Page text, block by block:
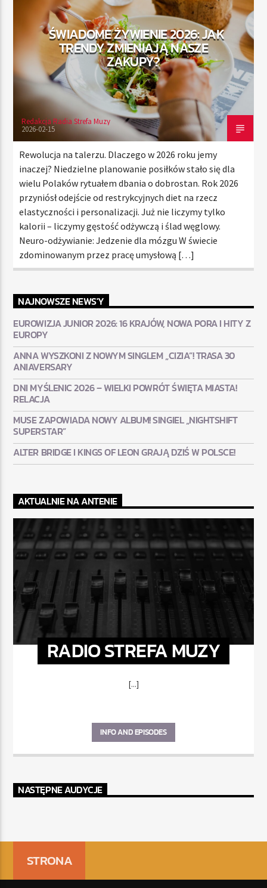
TERAZ
RADIO STREFA MUZY
00:00 24:00
ŚWIADOME ŻYWIENIE 2026: JAK
TRENDY ZMIENIAJĄ NASZE
ZAKUPY?
Redakcja Radia Strefa Muzy
2026-02-15
Rewolucja na talerzu. Dlaczego w 2026 roku jemy
inaczej? Niedzielne planowanie posiłków stało się dla
wielu Polaków rytuałem dbania o dobrostan. Rok 2026
przyniósł odejście od restrykcyjnych diet na rzecz
elastyczności i personalizacji. Już nie liczymy tylko
kalorii – liczymy gęstość odżywczą i ślad węglowy.
Neuro-odżywianie: Jedzenie dla mózgu W świecie
zdominowanym przez pracę umysłową […]
NAJNOWSZE NEWS'Y
EUROWIZJA JUNIOR 2026: 16 KRAJÓW, NOWA PORA I HITY Z
EUROPY
ANNA WYSZKONI Z NOWYM SINGLEM „CIZIA”! TRASA 30
ANIAVERSARY
DNI MYŚLENIC 2026 – WIELKI POWRÓT ŚWIĘTA MIASTA!
RELACJA
MUSE ZAPOWIADA NOWY ALBUM! SINGIEL „NIGHTSHIFT
SUPERSTAR”
ALTER BRIDGE I KINGS OF LEON GRAJĄ DZIŚ W POLSCE!
AKTUALNIE NA ANTENIE
RADIO STREFA MUZY
[...]
INFO AND EPISODES
NASTĘPNE AUDYCJE
STRONA